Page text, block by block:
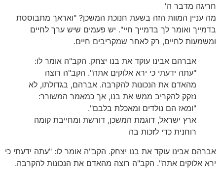
חריגה מדבר ה'
מה עניין המוות הזה בשעת חנוכת המשכן? "ואראך מתבוססת
בדמייך ואומר לך בדמייך חיי". יש פעמים שיש ערך לחיים
ומשמעות לחיים, רק לאחר שמקריבים חיים.
אברהם אבינו עוקד את בנו יצחק. הקב"ה אומר לו:
"עתה ידעתי כי ירא אלוקים אתה". הקב"ה רוצה
מהאדם את הנכונות להקרבה. אברהם, בגדולתו, לא
נזקק להקריב ממש את בנו, אך כמאמר המשורר:
"ומאז הם נולדים ומאכלת בלבם".
ארץ ישראל, דוגמת המשכן, דורשת ומחייבת קומה
רוחנית כדי לזכות בה
אברהם אבינו עוקד את בנו יצחק. הקב"ה אומר לו: "עתה ידעתי כי
ירא אלוקים אתה". הקב"ה רוצה מהאדם את הנכונות להקרבה.